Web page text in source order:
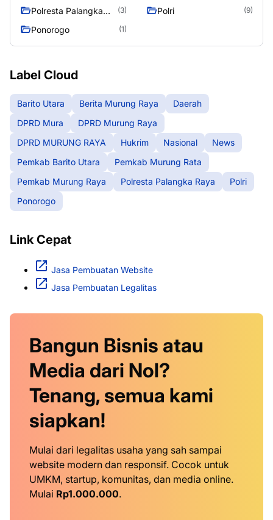
Polresta Palangka
(3) Polri (9)
Ponorogo (1)
Label Cloud
Barito Utara Berita Murung Raya
Daerah
DPRD Mura
DPRD Murung Raya
DPRD MURUNG RAYA
Hukrim Nasional
News
Pemkab Barito Utara
Pemkab Murung Rata
Pemkab Murung Raya
Polresta Palangka Raya
Polri
Ponorogo
Link Cepat
Jasa Pembuatan Website
Jasa Pembuatan Legalitas
Bangun Bisnis atau
Media dari Nol?
Tenang, semua kami
siapkan!
Mulai dari legalitas usaha yang sah sampai
website modern dan responsif. Cocok untuk
UMKM, startup, komunitas, dan media online.
Mulai Rp1.000.000.